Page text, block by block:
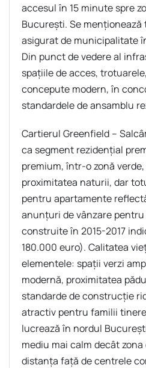
accesul în 15 minute spre
Bucureşti. Se
asigurat de municipalitate
Din punct de vedere al
spaţiile de acces,
concepute modern, în
standardele de ansamblu
Cartierul Greenfield –
ca segment rezidenţial
premium, într-o zonă
proximitatea naturii, dar
pentru apartamente
anunţuri de vânzare
construite în 2015-2017
180.000 euro). Calitatea
elementele: spaţii verzi
modernă, proximitatea
standarde de construcţie
atractiv pentru familii
lucrează în nordul
mediu mai calm decât
distanţa faţă de centrele